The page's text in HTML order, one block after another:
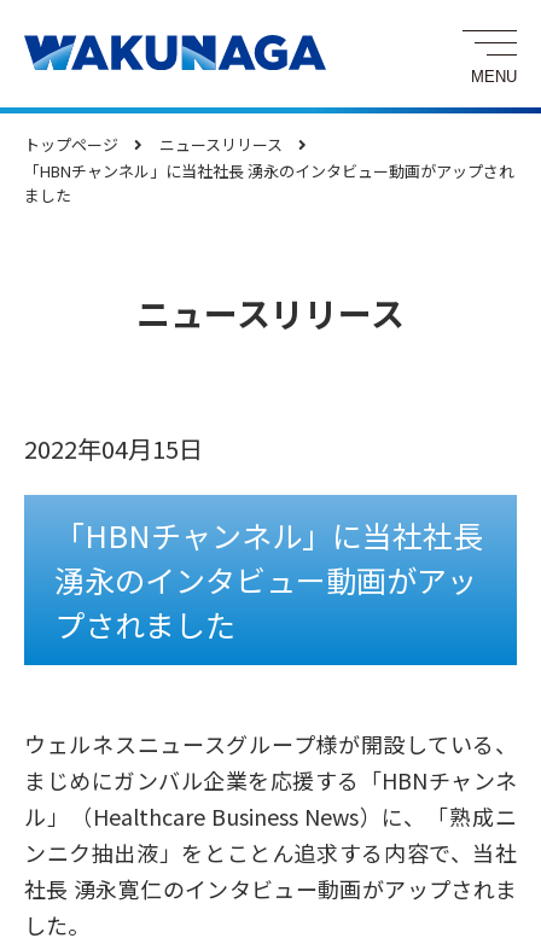
トップページ
ニュースリリース
「HBNチャンネル」に当社社長 湧永のインタビュー動画がアップされ
ました
ニュースリリース
2022年04月15日
「HBNチャンネル」に当社社長
湧永のインタビュー動画がアッ
プされました
ウェルネスニュースグループ様が開設している、
まじめにガンバル企業を応援する「HBNチャンネ
ル」（Healthcare Business News）に、「熟成ニ
ンニク抽出液」をとことん追求する内容で、当社
社長 湧永寛仁のインタビュー動画がアップされま
した。